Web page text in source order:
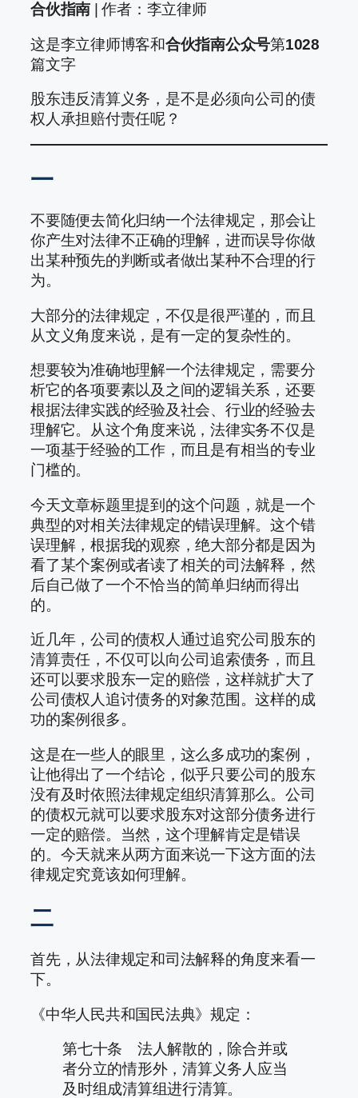
合伙指南 | 作者：李立律师
这是李立律师博客和合伙指南公众号第1028
篇文字
股东违反清算义务，是不是必须向公司的债
权人承担赔付责任呢？
一
不要随便去简化归纳一个法律规定，那会让
你产生对法律不正确的理解，进而误导你做
出某种预先的判断或者做出某种不合理的行
为。
大部分的法律规定，不仅是很严谨的，而且
从文义角度来说，是有一定的复杂性的。
想要较为准确地理解一个法律规定，需要分
析它的各项要素以及之间的逻辑关系，还要
根据法律实践的经验及社会、行业的经验去
理解它。从这个角度来说，法律实务不仅是
一项基于经验的工作，而且是有相当的专业
门槛的。
今天文章标题里提到的这个问题，就是一个
典型的对相关法律规定的错误理解。这个错
误理解，根据我的观察，绝大部分都是因为
看了某个案例或者读了相关的司法解释，然
后自己做了一个不恰当的简单归纳而得出
的。
近几年，公司的债权人通过追究公司股东的
清算责任，不仅可以向公司追索债务，而且
还可以要求股东一定的赔偿，这样就扩大了
公司债权人追讨债务的对象范围。这样的成
功的案例很多。
这是在一些人的眼里，这么多成功的案例，
让他得出了一个结论，似乎只要公司的股东
没有及时依照法律规定组织清算那么。公司
的债权元就可以要求股东对这部分债务进行
一定的赔偿。当然，这个理解肯定是错误
的。今天就来从两方面来说一下这方面的法
律规定究竟该如何理解。
二
首先，从法律规定和司法解释的角度来看一
下。
《中华人民共和国民法典》规定：
第七十条 法人解散的，除合并或
者分立的情形外，清算义务人应当
及时组成清算组进行清算。